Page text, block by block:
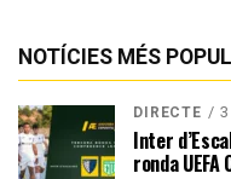
2024
NOTÍCIES MÉS
DIRECTE
Inter
ronda